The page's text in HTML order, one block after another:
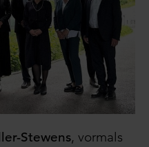
Stewens, vormals